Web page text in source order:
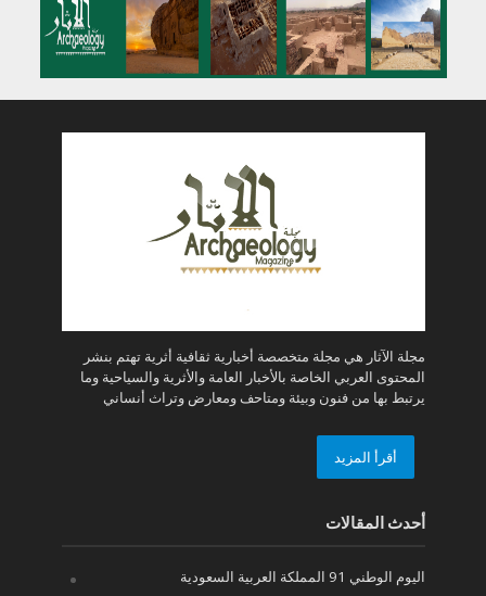
مجلة الآثار هي مجلة متخصصة أخبارية ثقافية أثرية تهتم بنشر
المحتوى العربي الخاصة بالأخبار العامة والأثرية والسياحية وما
يرتبط بها من فنون وبيئة ومتاحف ومعارض وتراث أنساني
أقرأ المزيد
أحدث المقالات
اليوم الوطني 91 المملكة العربية السعودية